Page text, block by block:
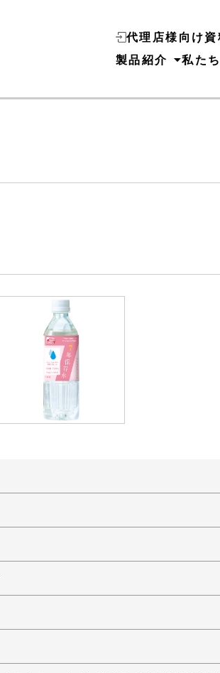
代理店様向け資
製品紹介
私た